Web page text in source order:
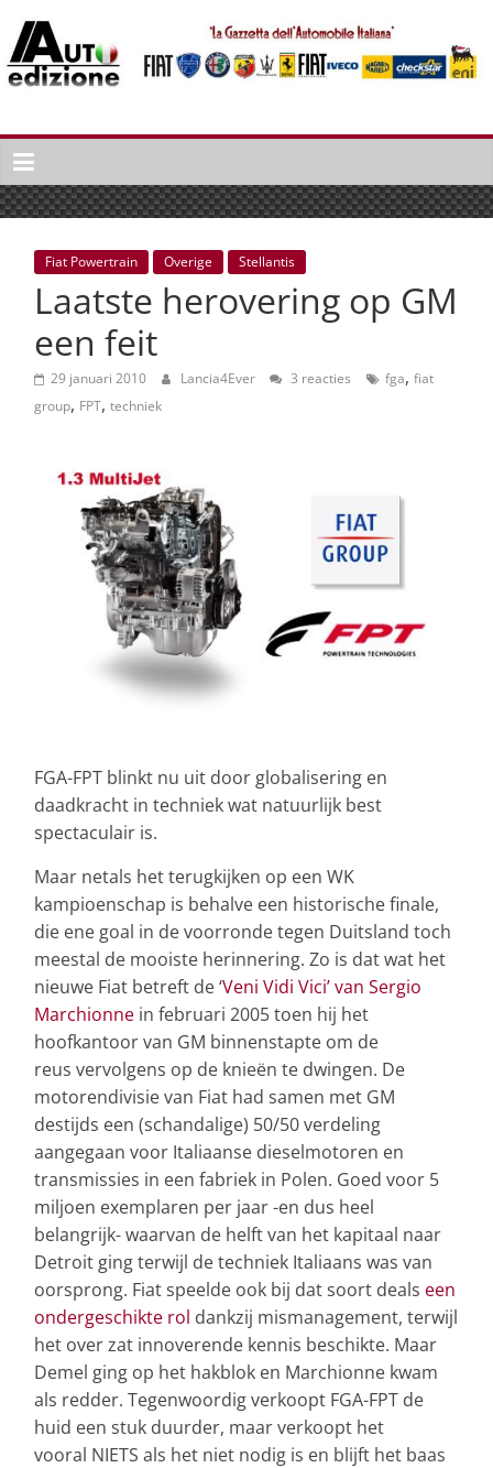
naar
inhoud
Auto
Edizione
La
Gazetta
dell'Automobile
Italiana
autonieuws
lifestyle
Fiat Powertrain Overige Stellantis
Laatste herovering op GM
een feit
29 januari 2010 Lancia4Ever 3 reacties fga, fiat
group, FPT, techniek
FGA-FPT blinkt nu uit door globalisering en
daadkracht in techniek wat natuurlijk best
spectaculair is.
Maar netals het terugkijken op een WK
kampioenschap is behalve een historische finale,
die ene goal in de voorronde tegen Duitsland toch
meestal de mooiste herinnering. Zo is dat wat het
nieuwe Fiat betreft de ‘Veni Vidi Vici’ van Sergio
Marchionne in februari 2005 toen hij het
hoofkantoor van GM binnenstapte om de
reus vervolgens op de knieën te dwingen. De
motorendivisie van Fiat had samen met GM
destijds een (schandalige) 50/50 verdeling
aangegaan voor Italiaanse dieselmotoren en
transmissies in een fabriek in Polen. Goed voor 5
miljoen exemplaren per jaar -en dus heel
belangrijk- waarvan de helft van het kapitaal naar
Detroit ging terwijl de techniek Italiaans was van
oorsprong. Fiat speelde ook bij dat soort deals een
ondergeschikte rol dankzij mismanagement, terwijl
het over zat innoverende kennis beschikte. Maar
Demel ging op het hakblok en Marchionne kwam
als redder. Tegenwoordig verkoopt FGA-FPT de
huid een stuk duurder, maar verkoopt het
vooral NIETS als het niet nodig is en blijft het baas